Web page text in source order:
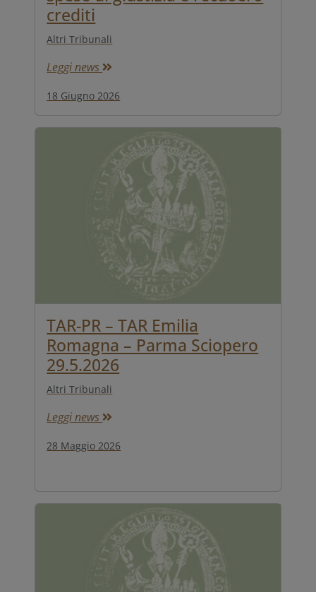
crediti
Altri Tribunali
Leggi news
18 Giugno 2026
TAR-PR – TAR Emilia
Romagna – Parma Sciopero
29.5.2026
Altri Tribunali
Leggi news
28 Maggio 2026